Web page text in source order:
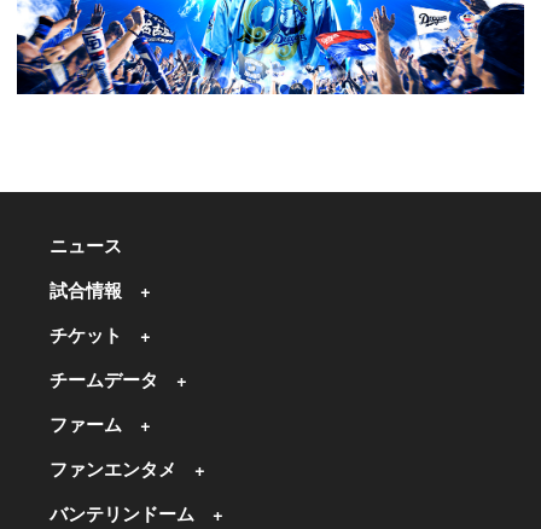
ニュース
試合情報
チケット
チームデータ
ファーム
ファンエンタメ
バンテリンドーム